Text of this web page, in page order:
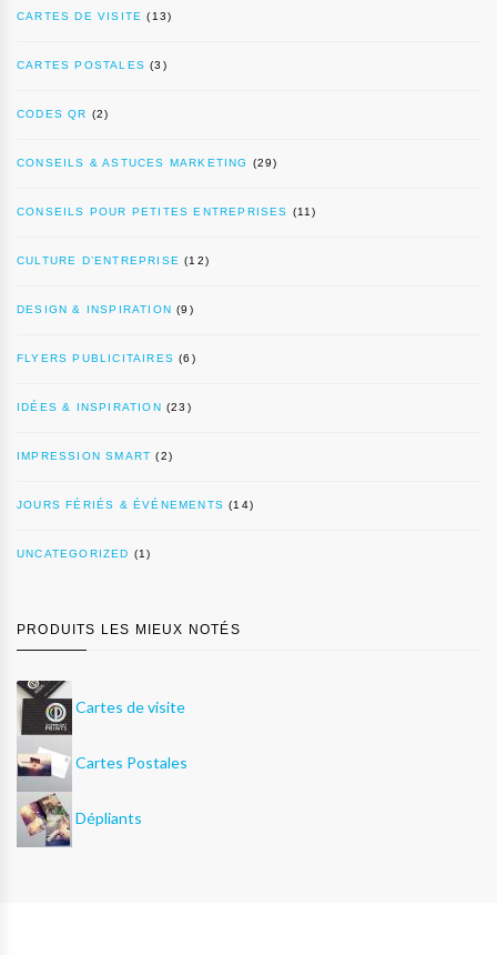
CARTES DE VISITE (13)
CARTES POSTALES (3)
CODES QR (2)
CONSEILS & ASTUCES MARKETING (29)
CONSEILS POUR PETITES ENTREPRISES (11)
CULTURE D’ENTREPRISE (12)
DESIGN & INSPIRATION (9)
FLYERS PUBLICITAIRES (6)
IDÉES & INSPIRATION (23)
IMPRESSION SMART (2)
JOURS FÉRIÉS & ÉVÉNEMENTS (14)
UNCATEGORIZED (1)
PRODUITS LES MIEUX NOTÉS
Cartes de visite
Cartes Postales
Dépliants